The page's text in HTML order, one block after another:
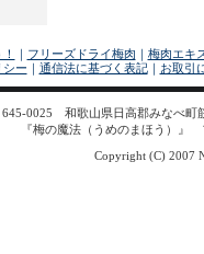
｜ フリーズドライ梅肉 ｜ 梅肉エキ
シー ｜ 通信法に基づく表記｜ お取引
645-0025 和歌山県日高郡みなべ
『梅の魔法（うめのまほう）
Copyright (C) 2007